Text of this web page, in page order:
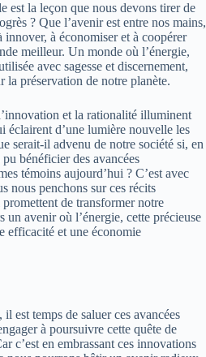
est la leçon que nous devons tirer de
? Que l’avenir est entre nos mains,
innover, à économiser et à coopérer
meilleur. Un monde où l’énergie,
avec sagesse et discernement,
la préservation de notre planète.
et la rationalité illuminent
éclairent d’une lumière nouvelle les
serait-il advenu de notre société si, en
bénéficier des avancées
témoins aujourd’hui ? C’est avec
nous penchons sur ces récits
de transformer notre
un avenir où l’énergie, cette précieuse
efficacité et une économie
est temps de saluer ces avancées
à poursuivre cette quête de
c’est en embrassant ces innovations